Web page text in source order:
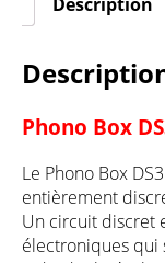
Phono Box
Le Phono Box
entièrement
Un circuit discret
électroniques qui